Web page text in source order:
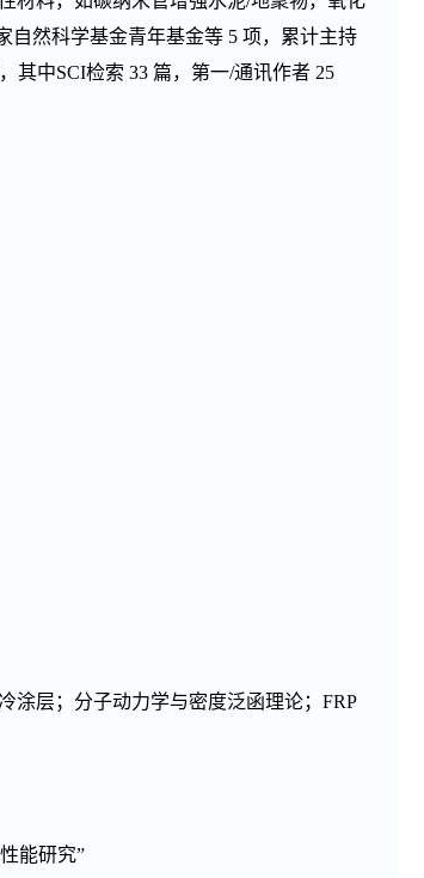
自然科学基金青年基金等 5 项，累计主持
其中SCI检索 33 篇，第一/通讯作者 25
涂层；分子动力学与密度泛函理论；FRP
能研究”